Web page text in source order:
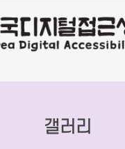
갤러리